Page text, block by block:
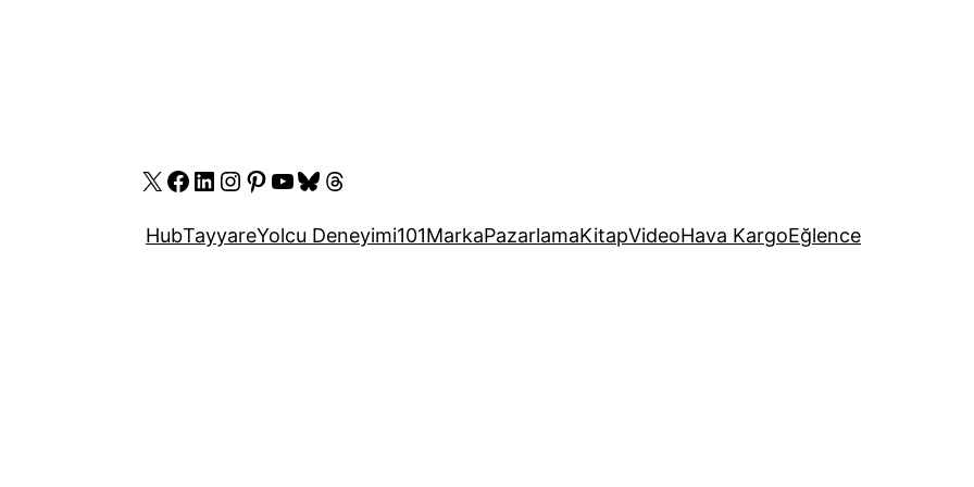
X Facebook
LinkedIn
Instagram
Pinterest
YouTube
Bluesky
Threads
HubTayyareYolcu Deneyimi101MarkaPazarlamaKitapVideoHava KargoEğlence